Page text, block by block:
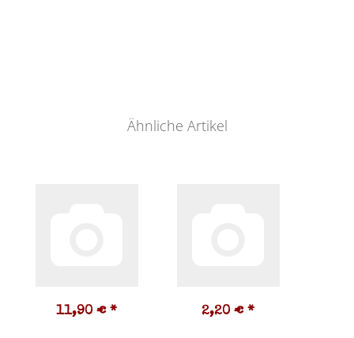
Ähnliche Artikel
11,90 € * 2,20 € *